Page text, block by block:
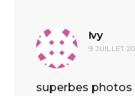
Ivydit :
9 JUILLET
superbes photos